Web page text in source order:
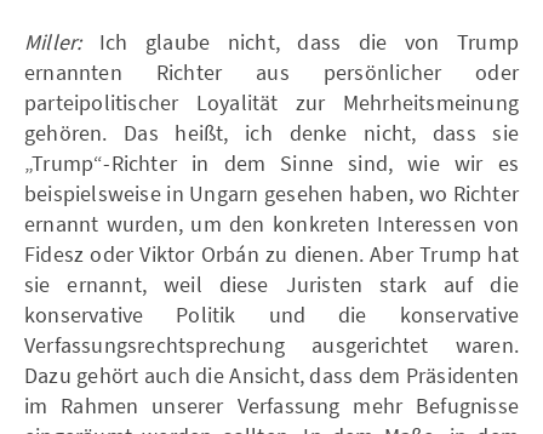
Miller: Ich glaube nicht, dass die von Trump
ernannten Richter aus persönlicher oder
parteipolitischer Loyalität zur Mehrheitsmeinung
gehören. Das heißt, ich denke nicht, dass sie
„Trump“-Richter in dem Sinne sind, wie wir es
beispielsweise in Ungarn gesehen haben, wo Richter
ernannt wurden, um den konkreten Interessen von
Fidesz oder Viktor Orbán zu dienen. Aber Trump hat
sie ernannt, weil diese Juristen stark auf die
konservative Politik und die konservative
Verfassungsrechtsprechung ausgerichtet waren.
Dazu gehört auch die Ansicht, dass dem Präsidenten
im Rahmen unserer Verfassung mehr Befugnisse